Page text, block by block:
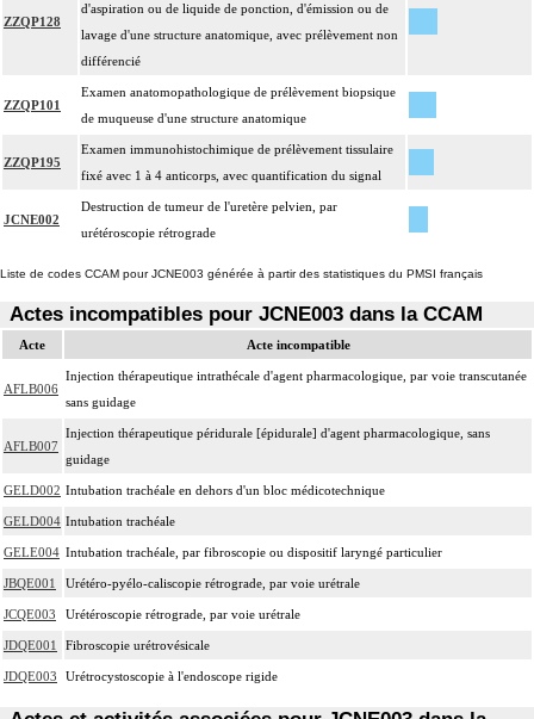
ZZQP128
d'aspiration ou de liquide de ponction, d'émission ou de
lavage d'une structure anatomique, avec prélèvement non
différencié
ZZQP101
Examen anatomopathologique de prélèvement biopsique
de muqueuse d'une structure anatomique
ZZQP195
Examen immunohistochimique de prélèvement tissulaire
fixé avec 1 à 4 anticorps, avec quantification du signal
JCNE002
Destruction de tumeur de l'uretère pelvien, par
urétéroscopie rétrograde
Liste de codes CCAM pour JCNE003 générée à partir des statistiques du PMSI français
Actes incompatibles pour JCNE003 dans la CCAM
Acte Acte incompatible
AFLB006
Injection thérapeutique intrathécale d'agent pharmacologique, par voie transcutanée
sans guidage
AFLB007
Injection thérapeutique péridurale [épidurale] d'agent pharmacologique, sans
guidage
GELD002 Intubation trachéale en dehors d'un bloc médicotechnique
GELD004 Intubation trachéale
GELE004 Intubation trachéale, par fibroscopie ou dispositif laryngé particulier
JBQE001 Urétéro-pyélo-caliscopie rétrograde, par voie urétrale
JCQE003 Urétéroscopie rétrograde, par voie urétrale
JDQE001 Fibroscopie urétrovésicale
JDQE003 Urétrocystoscopie à l'endoscope rigide